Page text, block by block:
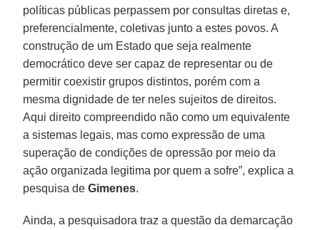
políticas públicas perpassem por consultas diretas e,
preferencialmente, coletivas junto a estes povos. A
construção de um Estado que seja realmente
democrático deve ser capaz de representar ou de
permitir coexistir grupos distintos, porém com a
mesma dignidade de ter neles sujeitos de direitos.
Aqui direito compreendido não como um equivalente
a sistemas legais, mas como expressão de uma
superação de condições de opressão por meio da
ação organizada legitima por quem a sofre”, explica a
pesquisa deGimenes.
Ainda, a pesquisadora traz a questão da demarcação